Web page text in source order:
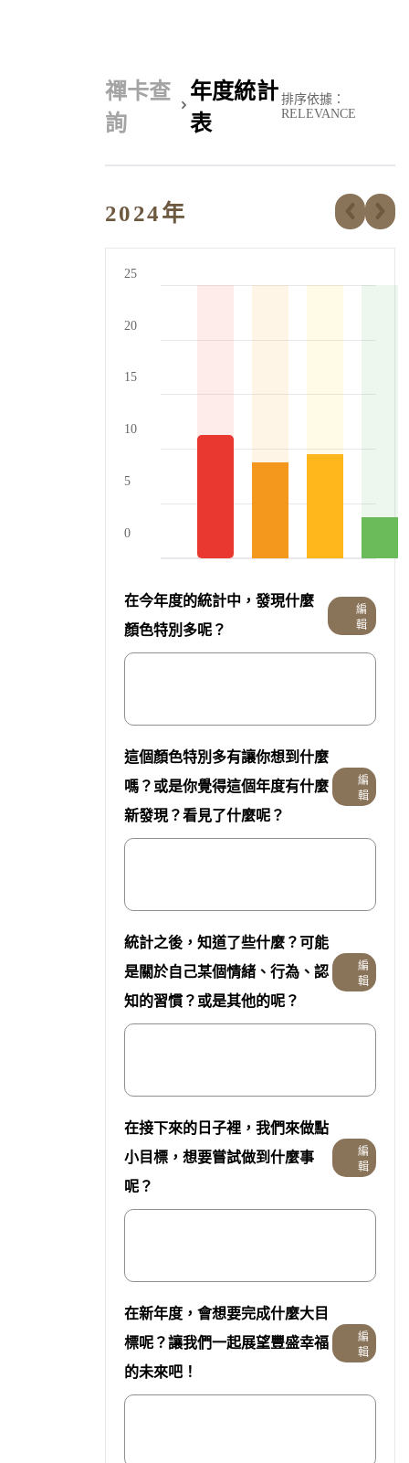
禪卡查
詢
年度統計
表
排序依據：
RELEVANCE
2024年
25
20
15
10
5
0
在今年度的統計中，發現什麼
顏色特別多呢？
編
輯
這個顏色特別多有讓你想到什麼
嗎？或是你覺得這個年度有什麼
新發現？看見了什麼呢？
編
輯
統計之後，知道了些什麼？可能
是關於自己某個情緒、行為、認
知的習慣？或是其他的呢？
編
輯
在接下來的日子裡，我們來做點
小目標，想要嘗試做到什麼事
呢？
編
輯
在新年度，會想要完成什麼大目
標呢？讓我們一起展望豐盛幸福
的未來吧！
編
輯